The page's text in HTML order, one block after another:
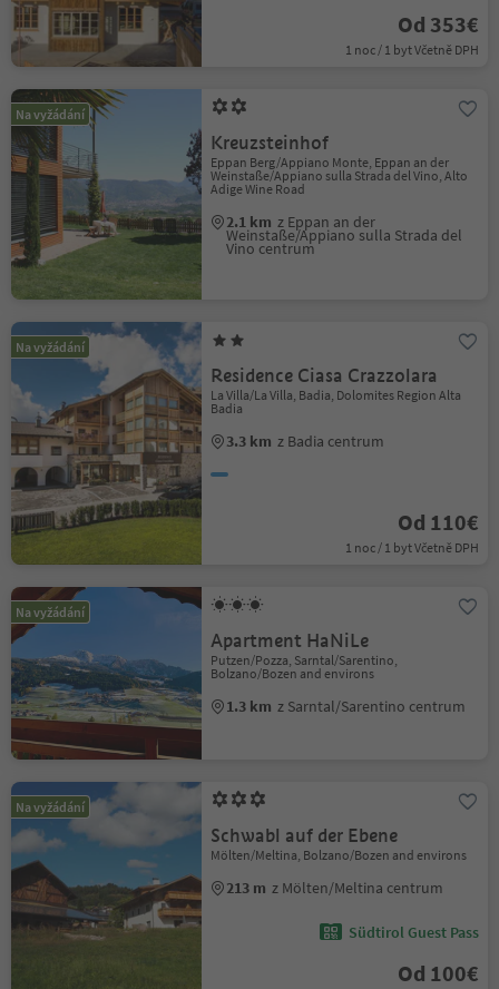
Od 353€
1 noc / 1 byt Včetně DPH
Na vyžádání
Kreuzsteinhof
Eppan Berg/Appiano Monte, Eppan an der
Weinstaße/Appiano sulla Strada del Vino, Alto
Adige Wine Road
2.1 km z Eppan an der
Weinstaße/Appiano sulla Strada del
Vino centrum
Na vyžádání
Residence Ciasa Crazzolara
La Villa/La Villa, Badia, Dolomites Region Alta
Badia
3.3 km z Badia centrum
Od 110€
1 noc / 1 byt Včetně DPH
Na vyžádání
Apartment HaNiLe
Putzen/Pozza, Sarntal/Sarentino,
Bolzano/Bozen and environs
1.3 km z Sarntal/Sarentino centrum
Na vyžádání
Schwabl auf der Ebene
Mölten/Meltina, Bolzano/Bozen and environs
213 m z Mölten/Meltina centrum
Südtirol Guest Pass
Od 100€